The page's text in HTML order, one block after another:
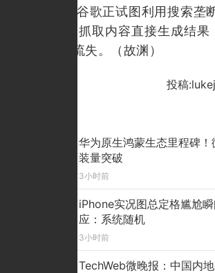
AI 的介入，谷歌正试图利用搜索垄
垄断”，通过抓取内容直接生成结
点击量大幅流失。（故渊）
投稿
华为原生鸿蒙生态里程碑
装量突破
3小时前
iPhone实况图总定格尴尬
应：系统随机
3小时前
TechWeb微晚报：中国内